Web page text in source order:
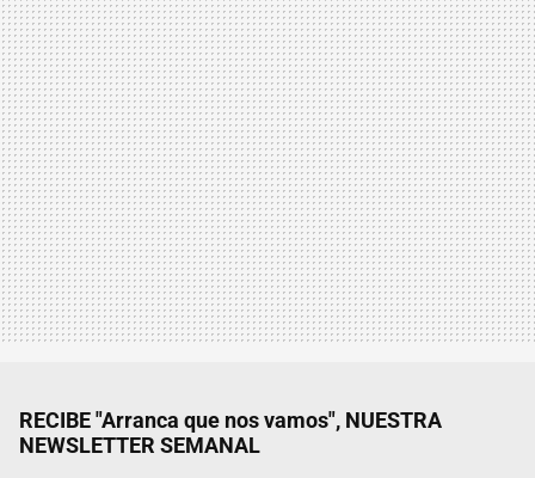
RECIBE "Arranca que nos vamos", NUESTRA
NEWSLETTER SEMANAL